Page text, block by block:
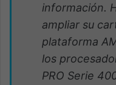
información.
ampliar su
plataforma
los
PRO Serie